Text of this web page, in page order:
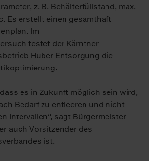
z. B. Behälterfüllstand, max.
Es erstellt einen gesamthaft
Im
testet der Kärntner
Huber Entsorgung die
es in Zukunft möglich sein wird,
Bedarf zu entleeren und nicht
Intervallen“, sagt Bürgermeister
auch Vorsitzender des
ist.